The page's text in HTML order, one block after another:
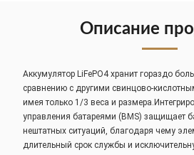
Описание
Аккумулятор LiFePO4 хранит гораздо
сравнению с другими свинцово-
имея только 1/3 веса и
управления батареями (BMS) защищает
нештатных ситуаций, благодаря чему
длительный срок службы и